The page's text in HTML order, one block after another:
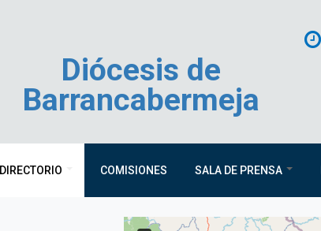
Diócesis de
Barrancabermeja
DIRECTORIO COMISIONES SALA DE PRENSA